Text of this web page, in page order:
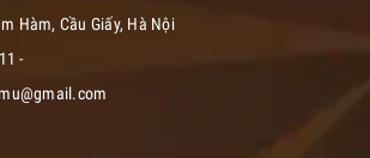
Hàm, Cầu Giấy, Hà Nội
-